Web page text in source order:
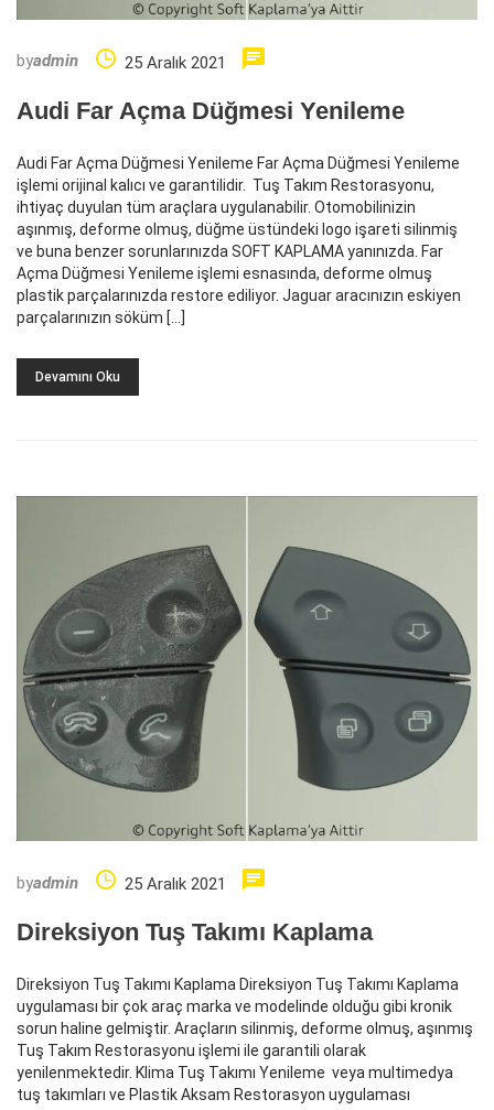
byadmin 25 Aralık 2021
Audi Far Açma Düğmesi Yenileme
Audi Far Açma Düğmesi Yenileme Far Açma Düğmesi Yenileme
işlemi orijinal kalıcı ve garantilidir. Tuş Takım Restorasyonu,
ihtiyaç duyulan tüm araçlara uygulanabilir. Otomobilinizin
aşınmış, deforme olmuş, düğme üstündeki logo işareti silinmiş
ve buna benzer sorunlarınızda SOFT KAPLAMA yanınızda. Far
Açma Düğmesi Yenileme işlemi esnasında, deforme olmuş
plastik parçalarınızda restore ediliyor. Jaguar aracınızın eskiyen
parçalarınızın söküm […]
Devamını Oku
byadmin 25 Aralık 2021
Direksiyon Tuş Takımı Kaplama
Direksiyon Tuş Takımı Kaplama Direksiyon Tuş Takımı Kaplama
uygulaması bir çok araç marka ve modelinde olduğu gibi kronik
sorun haline gelmiştir. Araçların silinmiş, deforme olmuş, aşınmış
Tuş Takım Restorasyonu işlemi ile garantili olarak
yenilenmektedir. Klima Tuş Takımı Yenileme veya multimedya
tuş takımları ve Plastik Aksam Restorasyon uygulaması